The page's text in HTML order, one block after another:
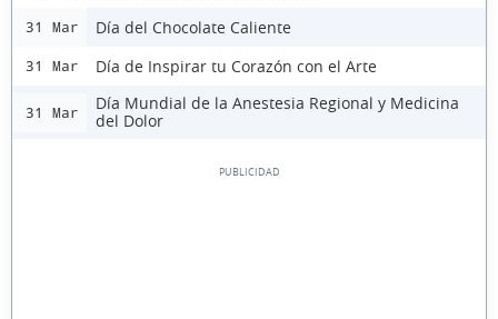
31 Mar Día del Chocolate Caliente
31 Mar Día de Inspirar tu Corazón con el Arte
31 Mar
Día Mundial de la Anestesia Regional y Medicina
del Dolor